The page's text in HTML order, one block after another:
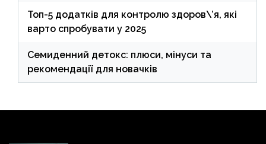
Топ-5 додатків для контролю здоров\’я, які
варто спробувати у 2025
Семиденний детокс: плюси, мінуси та
рекомендації для новачків